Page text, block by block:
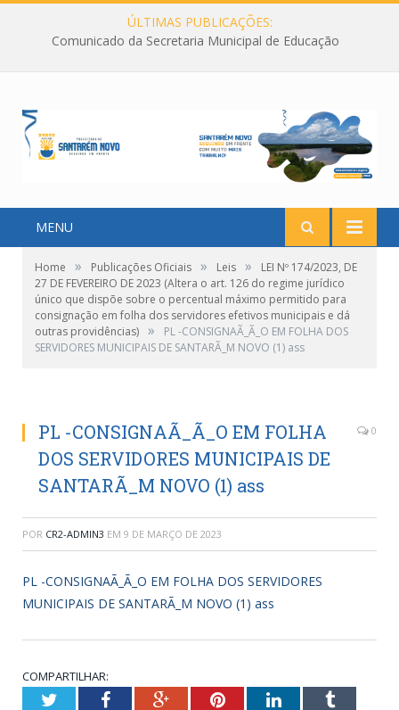
ÚLTIMAS PUBLICAÇÕES:
Comunicado da Secretaria Municipal de Educação
MENU
Home » Publicações Oficiais » Leis »
LEI Nº 174/2023, DE
27 DE FEVEREIRO DE 2023 (Altera o art. 126 do regime jurídico
único que dispõe sobre o percentual máximo permitido para
consignação em folha dos servidores efetivos municipais e dá
outras providências) »
PL -CONSIGNAÃ_Ã_O EM FOLHA DOS
SERVIDORES MUNICIPAIS DE SANTARÃ_M NOVO (1) ass
PL -CONSIGNAÃ_Ã_O EM FOLHA
DOS SERVIDORES MUNICIPAIS DE
SANTARÃ_M NOVO (1) ass
0
POR CR2-ADMIN3 EM 9 DE MARÇO DE 2023
PL -CONSIGNAÃ_Ã_O EM FOLHA DOS SERVIDORES
MUNICIPAIS DE SANTARÃ_M NOVO (1) ass
COMPARTILHAR:
TwitterFacebookGoogle+PinterestLinkedInTumblr